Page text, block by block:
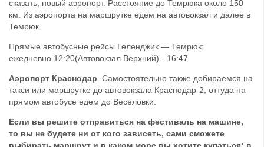
сказать, новый аэропорт. Расстояние до Темрюка около 150
км. Из аэропорта на маршрутке едем на автовокзал и далее в
Темрюк.
Прямые автобусные рейсы Геленджик — Темрюк:
ежедневно 12:20(Автовокзал Верхний) - 16:47
Аэропорт Краснодар. Самостоятельно также добираемся на
такси или маршрутке до автовокзала Краснодар-2, оттуда на
прямом автобусе едем до Веселовки.
Если вы решите отправиться на фестиваль на машине,
то вы не будете ни от кого зависеть, сами сможете